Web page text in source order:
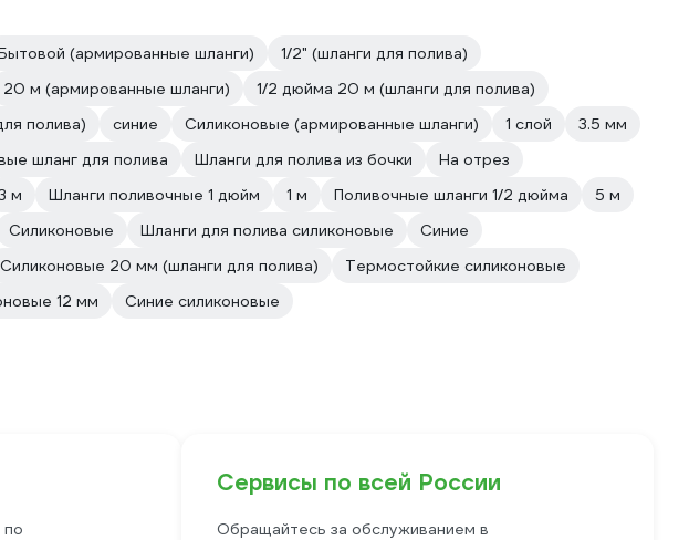
(армированные шланги)
1/2" (шланги для полива)
20 м (армированные шланги)
1/2 дюйма 20 м (шланги для полива)
полива) синие Силиконовые (армированные шланги) 1 слой
3.5 мм
шланг для полива Шланги для полива из бочки
На отрез
м Шланги поливочные 1 дюйм 1 м Поливочные шланги 1/2 дюйма
5 м
Силиконовые Шланги для полива силиконовые
Синие
Силиконовые 20 мм (шланги для полива)
Термостойкие силиконовые
12 мм Синие силиконовые
по
Сервисы по всей России
Обращайтесь за обслуживанием в